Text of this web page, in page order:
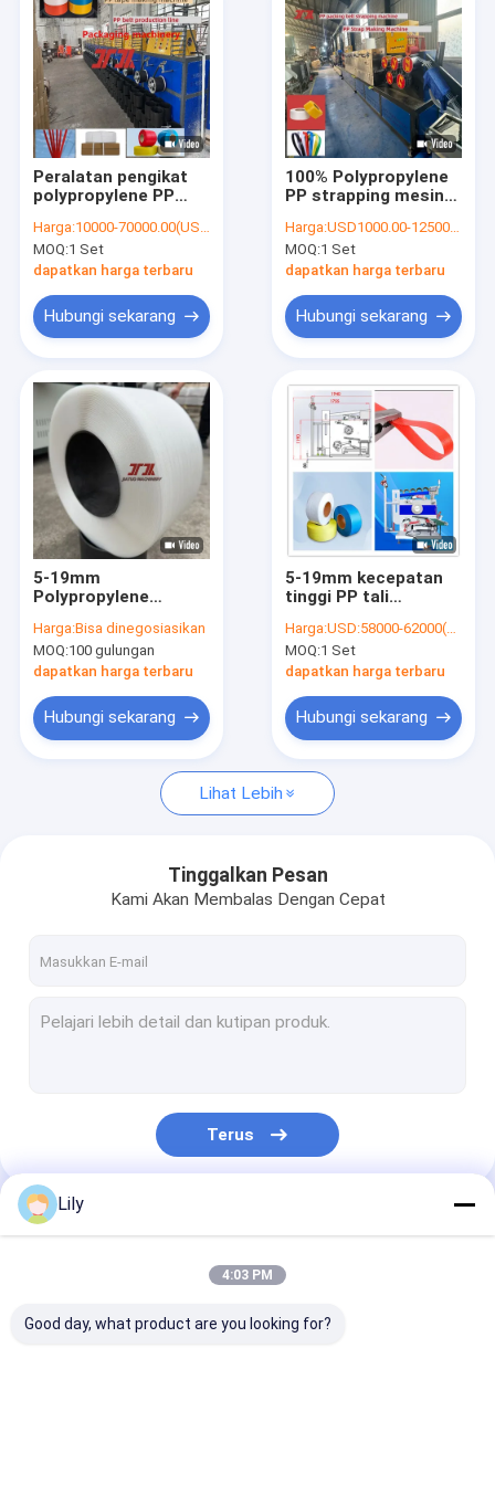
Pertunjukan VR
Tentang Kami
Tur Pabrik
Hubungi Kami
Berita
Mesin Pembuat Tali PET
Garis Ekstrusi Pita Tali PP
Tali Kemasan PET
Sabuk Pengepakan PP
Peralatan pengikat
polypropylene PP
PP Mesin pengikat PP
berkecepatan tinggi
Lini produksi
kontrol PLC
Harga:10000-70000.00(USD)
MOQ:1 Set
dapatkan harga terbaru
Hubungi sekarang
100% Polypropylene
PP strapping mesin
produksi jalur dengan
sistem kontrol PLC
Harga:USD1000.00-12500.00
MOQ:1 Set
dapatkan harga terbaru
Hubungi sekarang
5-19mm
Polypropylene
Penggunaan Pada
Handheld Strapping
Tool Pneumatic Pet
Machine
Harga:Bisa dinegosiasikan
MOQ:100 gulungan
dapatkan harga terbaru
Hubungi sekarang
5-19mm kecepatan
tinggi PP tali
peralatan PP tali
mesin PP dalam
sistem sirkulasi
Harga:USD:58000-62000(Negotiable)
MOQ:1 Set
dapatkan harga terbaru
Hubungi sekarang
Lihat Lebih
Tinggalkan Pesan
Kami Akan Membalas Dengan Cepat
Terus
Kategori Kami
Lily
4:03 PM
Good day, what product are you looking for?